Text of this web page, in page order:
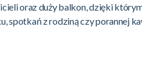
oraz duży balkon, dzięki
spotkań z rodziną czy porannej